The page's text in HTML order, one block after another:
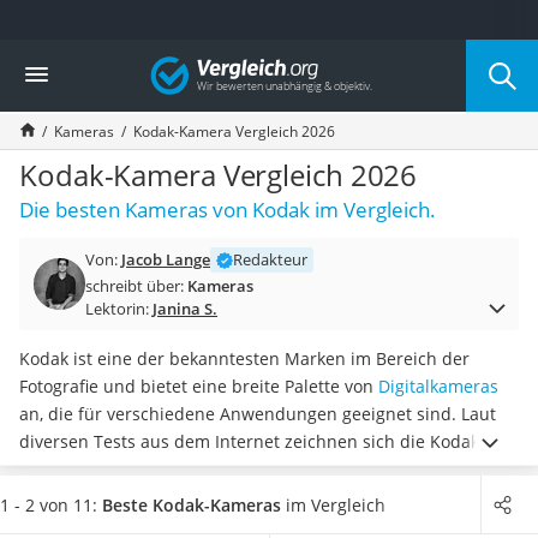
Die beliebtesten Vergleiche nach Kategorie
Elektronik
Powerstation
Monitor 32 Zoll 4K
Fernseher
Drucker
Desktop-PC
Diascanner
Laser-Multifunktionsdrucker
Powerstation mit Solarpanel
Gaming-PC
Soundbar
17-Zoll-Laptop
Satellitenschüssel
Gaming-Headset
Vergleich
Kameras Kodak-Kamera Vergleich 2026
Kodak-Kamera Vergleich 2026
Die besten Kameras von Kodak im Vergleich.
Von: Jacob Lange
Redakteur
schreibt über: Kameras
Lektorin: Janina S.
Kodak ist eine der bekanntesten Marken im Bereich der
Fotografie und bietet eine breite Palette von Digitalkameras
an, die für verschiedene Anwendungen geeignet sind. Laut
diversen Tests aus dem Internet zeichnen sich die Kodak-
Kameras durch ihreeinfache Bedienung, ihre gute
Bildqualität und ihre Vielseitigkeitaus. Sie sind in der Regel
1 - 2 von 11: Beste Kodak-Kameras im Vergleich